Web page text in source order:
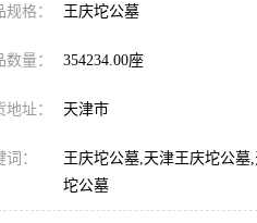
规格： 王庆坨公墓
数量： 354234.00座
地址： 天津市
词：
王庆坨公墓,天津王庆坨公
坨公墓